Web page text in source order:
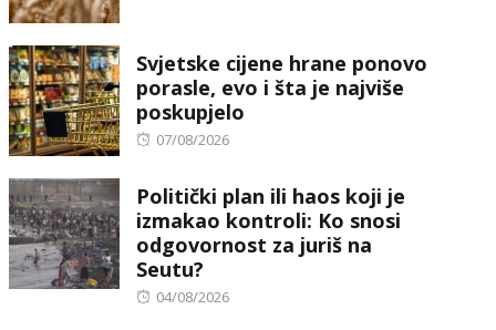
Svjetske cijene hrane ponovo
porasle, evo i šta je najviše
poskupjelo
Posted
07/08/2026
Politički plan ili haos koji je
izmakao kontroli: Ko snosi
odgovornost za juriš na
Seutu?
Posted
04/08/2026